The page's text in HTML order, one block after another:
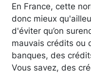
En France, cette
donc mieux
d'éviter qu’on
mauvais crédits ou
banques, des
Vous savez, des